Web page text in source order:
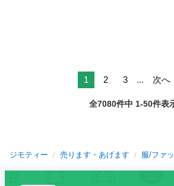
1 2 3 ... 次へ
全7080件中 1-50件表
ジモティー 売ります・あげます 服/ファ